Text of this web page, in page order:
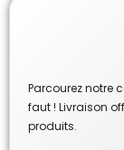
Parcourez notre
faut ! Livraison
produits.